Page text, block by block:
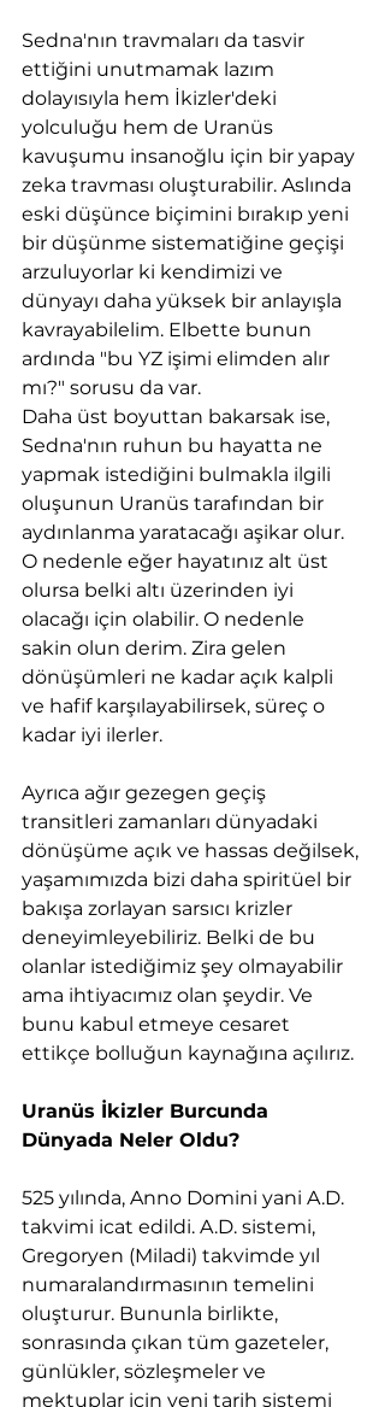
Sedna'nın travmaları da tasvir
ettiğini unutmamak lazım
dolayısıyla hem İkizler'deki
yolculuğu hem de Uranüs
kavuşumu insanoğlu için bir yapay
zeka travması oluşturabilir. Aslında
eski düşünce biçimini bırakıp yeni
bir düşünme sistematiğine geçişi
arzuluyorlar ki kendimizi ve
dünyayı daha yüksek bir anlayışla
kavrayabilelim. Elbette bunun
ardında "bu YZ işimi elimden alır
mı?" sorusu da var.
Daha üst boyuttan bakarsak ise,
Sedna'nın ruhun bu hayatta ne
yapmak istediğini bulmakla ilgili
oluşunun Uranüs tarafından bir
aydınlanma yaratacağı aşikar olur.
O nedenle eğer hayatınız alt üst
olursa belki altı üzerinden iyi
olacağı için olabilir. O nedenle
sakin olun derim. Zira gelen
dönüşümleri ne kadar açık kalpli
ve hafif karşılayabilirsek, süreç o
kadar iyi ilerler.
Ayrıca ağır gezegen geçiş
transitleri zamanları dünyadaki
dönüşüme açık ve hassas değilsek,
yaşamımızda bizi daha spiritüel bir
bakışa zorlayan sarsıcı krizler
deneyimleyebiliriz. Belki de bu
olanlar istediğimiz şey olmayabilir
ama ihtiyacımız olan şeydir. Ve
bunu kabul etmeye cesaret
ettikçe bolluğun kaynağına açılırız.
Uranüs İkizler Burcunda
Dünyada Neler Oldu?
525 yılında, Anno Domini yani A.D.
takvimi icat edildi. A.D. sistemi,
Gregoryen (Miladi) takvimde yıl
numaralandırmasının temelini
oluşturur. Bununla birlikte,
sonrasında çıkan tüm gazeteler,
günlükler, sözleşmeler ve
mektuplar için yeni tarih sistemi